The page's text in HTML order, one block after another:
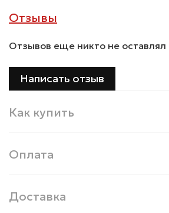
Отзывы
Отзывов еще никто не оставлял
Написать отзыв
Как купить
Оплата
Доставка